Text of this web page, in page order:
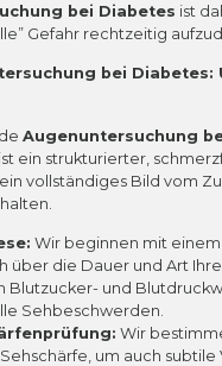
bei Diabetes ist
Gefahr rechtzeitig
bei Diabetes:
Augenuntersuchung
ein strukturierter,
vollständiges Bild vom
Wir beginnen mit
über die Dauer und Art
Blutzucker- und
Sehbeschwerden.
Wir
um auch